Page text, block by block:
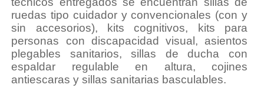
ruedas tipo cuidador y convencionales (con y
sin accesorios), kits cognitivos, kits para
personas con discapacidad visual, asientos
plegables sanitarios, sillas de ducha con
espaldar regulable en altura, cojines
antiescaras y sillas sanitarias basculables.